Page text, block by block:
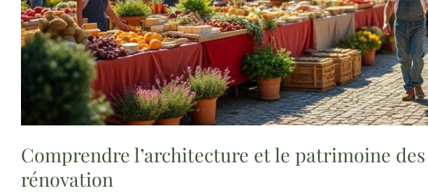
Comprendre l’architecture et le patrimoine
rénovation